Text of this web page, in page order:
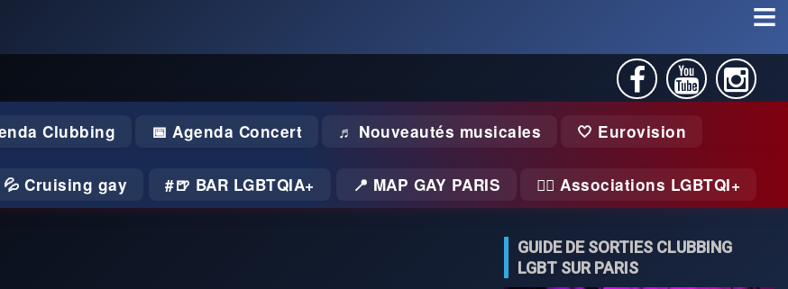
Clubbing 📅 Agenda Concert ♬ Nouveautés musicales 🤍 Eurovision
💦 Cruising gay 🍺 BAR LGBTQIA+ 📍 MAP GAY PARIS 🏃‍♂️ Associations LGBTQI+
GUIDE DE SORTIES CLUBBING
LGBT SUR PARIS